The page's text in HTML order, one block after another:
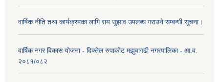
वार्षिक नीति तथा कार्यक्रमका लागि राय सुझाव उपलब्ध गराउने सम्बन्धी सूचना।
वार्षिक नगर विकास योजना - दिक्तेल रुपाकोट मझुवागढी नगरपालिका - आ.व.
२०८१/०८२